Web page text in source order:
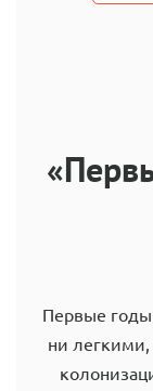
Первые годы
ни легкими,